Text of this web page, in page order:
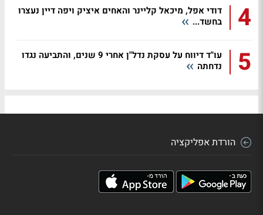
4
דודי אפל, מיכאל קליינר והאחים איציק ויפה דיין נעצרו
בחשד...
5
עו"ד דיווח על עסקת נדל"ן אחרי 9 שנים, והתביעה נגדו
נדחתה
הורדת אפליקציה